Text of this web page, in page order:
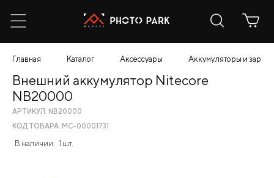
Главная Каталог Аксессуары Аккумуляторы и
Внешний аккумулятор Nitecore
NB20000
АРТИКУЛ: NB20000
КОД ТОВАРА: МС-00001731
В наличии: 1 шт.